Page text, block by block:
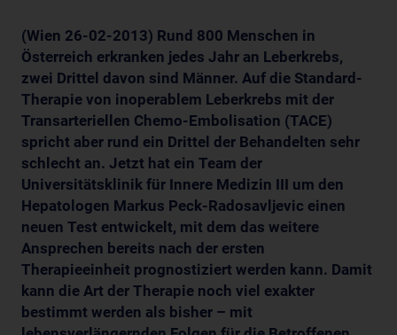
(Wien 26-02-2013) Rund 800 Menschen in
Österreich erkranken jedes Jahr an Leberkrebs,
zwei Drittel davon sind Männer. Auf die Standard-
Therapie von inoperablem Leberkrebs mit der
Transarteriellen Chemo-Embolisation (TACE)
spricht aber rund ein Drittel der Behandelten sehr
schlecht an. Jetzt hat ein Team der
Universitätsklinik für Innere Medizin III um den
Hepatologen Markus Peck-Radosavljevic einen
neuen Test entwickelt, mit dem das weitere
Ansprechen bereits nach der ersten
Therapieeinheit prognostiziert werden kann. Damit
kann die Art der Therapie noch viel exakter
bestimmt werden als bisher – mit